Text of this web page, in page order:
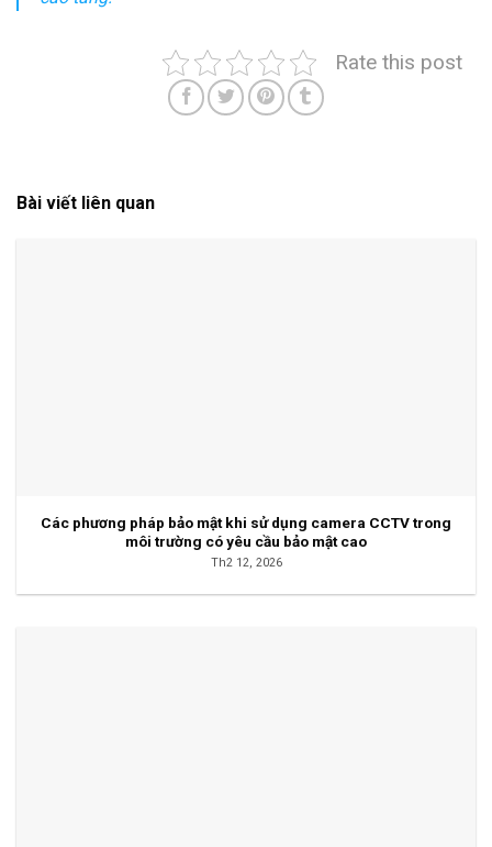
Rate this post
Bài viết liên quan
Các phương pháp bảo mật khi sử dụng camera CCTV trong
môi trường có yêu cầu bảo mật cao
Th2 12, 2026